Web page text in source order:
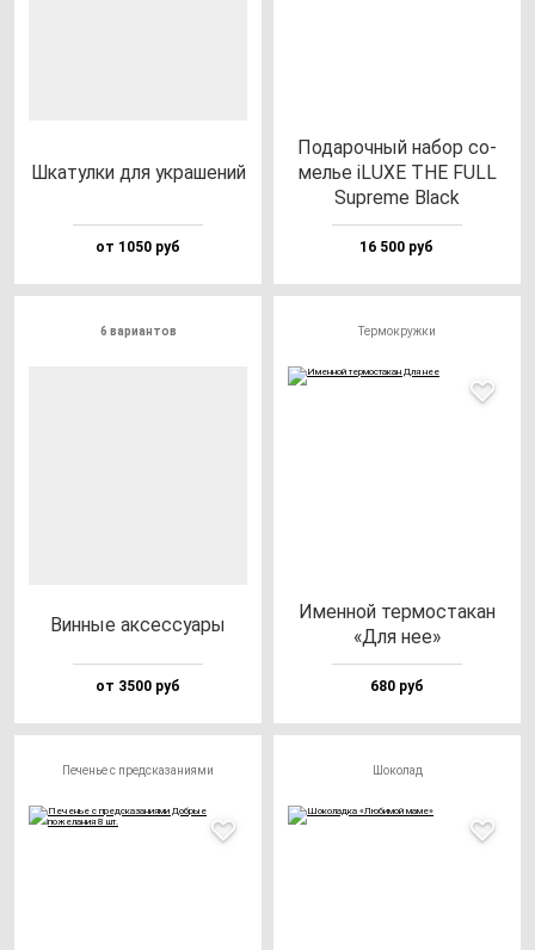
Шка­тул­ки для ук­ра­ше­ний
от 1050 руб
Пода­роч­ный на­бор со­
мелье iLUXE THE FULL
Sup­re­me Black
16 500 руб
6 вариантов
Вин­ные ак­сес­су­ары
от 3500 руб
Термокружки
Имен­ной тер­мос­та­кан
«Для нее»
680 руб
Печенье с предсказаниями Шоколад